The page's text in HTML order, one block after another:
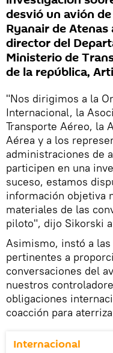
desvió un avión
Ryanair de
director del
Ministerio de
de la república,
"Nos dirigimos a la
Internacional, la
Transporte Aéreo, la
Aérea y a los
administraciones de
participen en una
suceso, estamos
información objetiva
materiales de las
piloto", dijo Sikorski
Asimismo, instó a
pertinentes a
conversaciones del
nuestros
obligaciones
coacción para
Internacional